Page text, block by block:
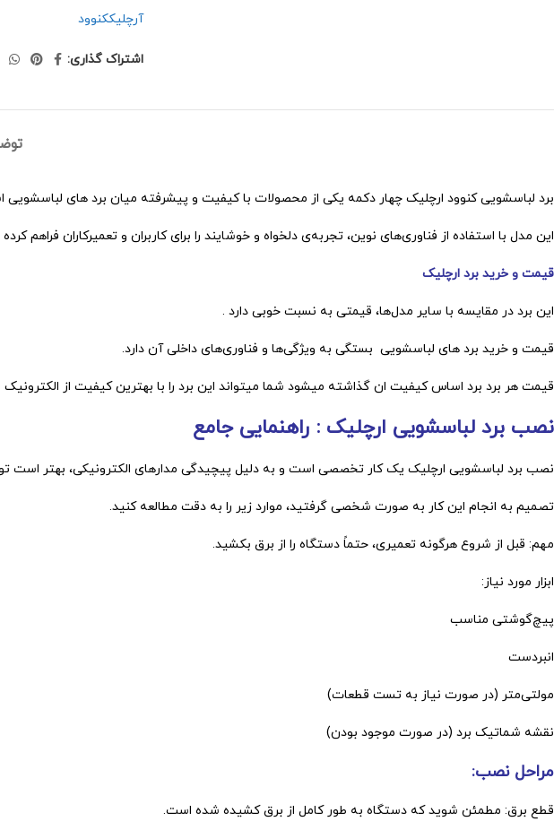
آرچلیککنوود
اشتراک گذاری:
برد لباسشویی کنوود ارچلیک چهار دکمه یکی از محصولات با کیفیت و پیشرفته میان برد های
این مدل با استفاده از فناوری‌های نوین، تجربه‌ی دلخواه و خوشایند را برای کاربران و تعمیرکاران فراهم
قیمت و خرید برد ارچلیک
این برد در مقایسه با سایر مدل‌ها، قیمتی به نسبت خوبی دارد .
قیمت و خرید برد های لباسشویی بستگی به ویژگی‌ها و فناوری‌های داخلی آن دارد.
قیمت هر برد برد اساس کیفیت ان گذاشته میشود شما میتواند این برد را با بهترین کیفیت از
نصب برد لباسشویی ارچلیک : راهنمایی جامع
نصب برد لباسشویی ارچلیک یک کار تخصصی است و به دلیل پیچیدگی مدارهای الکترونیکی، بهتر است
تصمیم به انجام این کار به صورت شخصی گرفتید، موارد زیر را به دقت مطالعه کنید.
مهم: قبل از شروع هرگونه تعمیری، حتماً دستگاه را از برق بکشید.
ابزار مورد نیاز:
پیچ‌گوشتی مناسب
انبردست
مولتی‌متر (در صورت نیاز به تست قطعات)
نقشه شماتیک برد (در صورت موجود بودن)
مراحل نصب:
قطع برق: مطمئن شوید که دستگاه به طور کامل از برق کشیده شده است.